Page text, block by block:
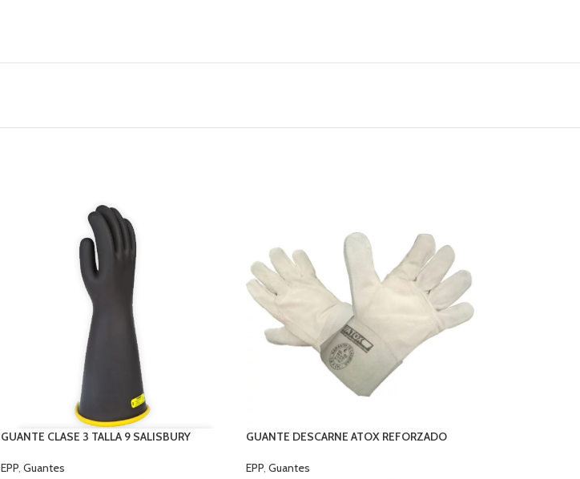
GUANTE CLASE 3 TALLA 9 SALISBURY
EPP Guantes
GUANTE DESCARNE ATOX REFORZADO
EPP, Guantes